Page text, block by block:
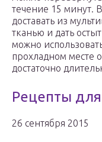
течение 15 минут.
доставать из
тканью и дать
можно
прохладном месте
достаточно
Рецепты
26 сентября 2015